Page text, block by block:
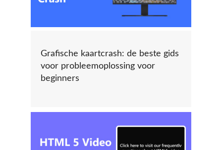
Grafische kaartcrash: de beste gids
voor probleemoplossing voor
beginners